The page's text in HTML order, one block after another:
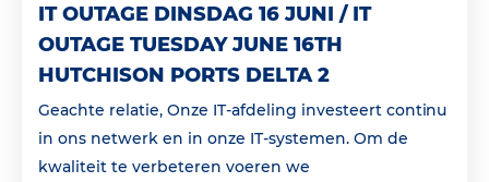
IT OUTAGE DINSDAG 16 JUNI / IT
OUTAGE TUESDAY JUNE 16TH
HUTCHISON PORTS DELTA 2
Geachte relatie, Onze IT-afdeling investeert continu
in ons netwerk en in onze IT-systemen. Om de
kwaliteit te verbeteren voeren we